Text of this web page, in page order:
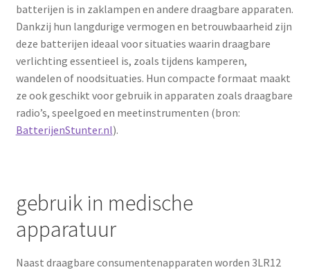
batterijen is in zaklampen en andere draagbare apparaten.
Dankzij hun langdurige vermogen en betrouwbaarheid zijn
deze batterijen ideaal voor situaties waarin draagbare
verlichting essentieel is, zoals tijdens kamperen,
wandelen of noodsituaties. Hun compacte formaat maakt
ze ook geschikt voor gebruik in apparaten zoals draagbare
radio’s, speelgoed en meetinstrumenten (bron:
BatterijenStunter.nl).
gebruik in medische
apparatuur
Naast draagbare consumentenapparaten worden 3LR12